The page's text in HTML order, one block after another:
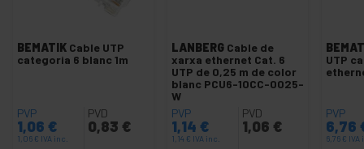
BEMATIK Cable UTP
categoria 6 blanc 1m
PVP
1,06 €
1,06 € IVA inc.
PVD
0,83 €
LANBERG Cable de
xarxa ethernet Cat. 6
UTP de 0,25 m de color
blanc PCU6-10CC-0025-
W
PVP
1,14 €
1,14 € IVA inc.
PVD
1,06 €
UTP
PVP
6,76
6,76 € IVA